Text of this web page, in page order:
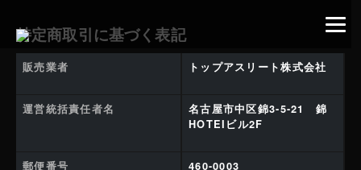
特定商取引に基づく表記
販売業者 トップアスリート株式会社
運営統括責任者名
名古屋市中区錦3-5-21 錦
HOTEIビル2F
郵便番号 460-0003